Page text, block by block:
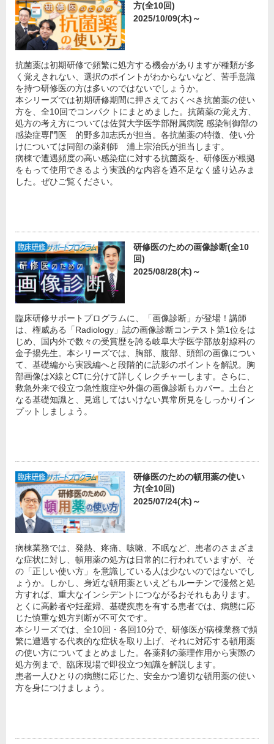
方(全10回)
2025/10/09(木)～
抗菌薬は初期研修で頻繁に処方する機会がありますが種類が多
く覚えきれない、選択のポイントがわからないなど、苦手意識
を持つ研修医の方は多いのではないでしょうか。
本シリーズでは初期研修期間に押さえておくべき抗菌薬の使い
方を、全10回でコンパクトにまとめました。抗菌薬の覚え方、
処方の考え方については佐賀大学医学部附属病院 感染制御部の
感染症専門医 的野多加志氏が担当。各抗菌薬の特徴、使い分
けについては同部の薬剤師 浦上宗治氏が担当します。
病棟で遭遇頻度の高い感染症に対する抗菌薬を、研修医が根拠
をもって使用できるよう実践的な内容を過不足なく盛り込みま
した。ぜひご覧ください。
研修医のための画像診断(全10
回)
2025/08/28(木)～
臨床研修サポートプログラムに、「画像診断」が登場！講師
は、権威ある「Radiology」誌の画像診断コンテスト第1位をは
じめ、国内外で数々の受賞歴を誇る岐阜大学医学部放射線科の
金子揚先生。本シリーズでは、胸部、腹部、頭部の画像につい
て、基礎編から実践編へと段階的に読影のポイントを解説。胸
部画像はX線とCTに分けて詳しくレクチャーします。さらに、
救急外来で役立つ急性腹症や外傷の画像診断もカバー。土台と
なる基礎知識と、見逃してはいけない異常所見をしっかりイン
プットしましょう。
研修医のための頓用薬の使い
方(全10回)
2025/07/24(木)～
病棟業務では、発熱、疼痛、咳嗽、不眠など、患者のさまざま
な症状に対し、頓用薬の処方は日常的に行われていますが、そ
の「正しい使い方」を意識している人は少ないのではないでし
ょうか。しかし、身近な頓用薬といえどもルーチンで漫然と処
方すれば、重大なインシデントにつながるおそれもあります。
とくに高齢者や妊産婦、基礎疾患を有する患者では、病態に応
じた慎重な処方判断が不可欠です。
本シリーズでは、全10回・各回10分で、研修医が病棟業務で頻
繁に遭遇する代表的な症状を取り上げ、それに対応する頓用薬
の使い方についてまとめました。各薬剤の薬理作用から実際の
処方例まで、臨床現場で即役立つ知識を解説します。
患者一人ひとりの病態に応じた、安全かつ適切な頓用薬の使い
方を身につけましょう。